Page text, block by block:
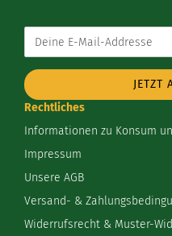
Addresse
Rechtliches
Informationen zu Konsum
Impressum
Unsere AGB
Versand- &
Widerrufsrecht & Muster-